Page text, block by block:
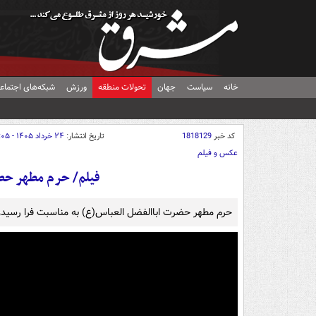
خانه سیاست جهان تحولات منطقه ورزش شبکه‌های
کد خبر1818129 تاریخ انتشار: ۲۴ خرداد ۱۴۰۵ - ۰۰:۰۵
عکس و فیلم
فیلم/ حرم مطهر
حرم مطهر حضرت اباالفضل العباس(ع) به مناسبت فرا رسیدن ماه محرم ۱۴۴۸ هجری قمری با